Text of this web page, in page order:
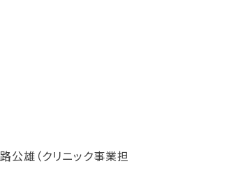
公雄（クリニック事業担